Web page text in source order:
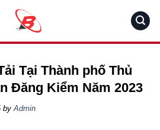
Tại Thành phố Thủ
Đăng Kiểm Năm 2023
byAdmin